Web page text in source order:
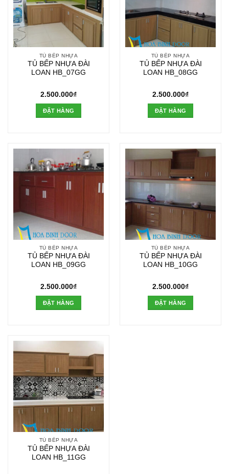
TỦ BẾP NHỰA
TỦ BẾP NHỰA ĐÀI
LOAN HB_07GG
2.500.000₫
ĐẶT HÀNG
TỦ BẾP NHỰA
TỦ BẾP NHỰA ĐÀI
LOAN HB_08GG
2.500.000₫
ĐẶT HÀNG
TỦ BẾP NHỰA
TỦ BẾP NHỰA ĐÀI
LOAN HB_09GG
2.500.000₫
ĐẶT HÀNG
TỦ BẾP NHỰA
TỦ BẾP NHỰA ĐÀI
LOAN HB_10GG
2.500.000₫
ĐẶT HÀNG
TỦ BẾP NHỰA
TỦ BẾP NHỰA ĐÀI
LOAN HB_11GG